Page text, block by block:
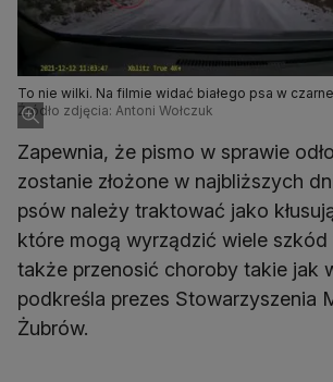
To nie wilki. Na filmie widać białego psa w
Źródło zdjęcia: Antoni Wołczuk
Zapewnia, że pismo w sprawie
zostanie złożone w najbliższych
psów należy traktować jako
które mogą wyrządzić wiele szkód
także przenosić choroby takie jak
podkreśla prezes Stowarzyszenia
Żubrów.